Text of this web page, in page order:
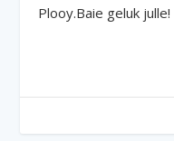
Plooy.Baie geluk julle!